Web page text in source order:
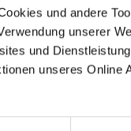
und andere
unserer
und
unseres Online
Englands,
soll. Und die
Stute mit
den Kredit
Rechnung – wenn